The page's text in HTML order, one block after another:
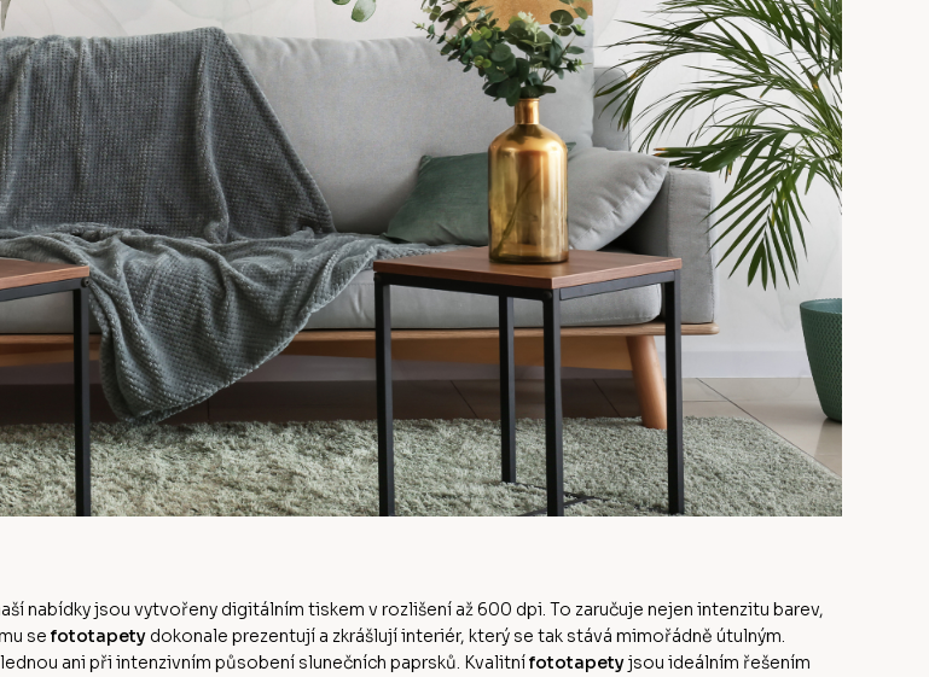
nabídky jsou vytvořeny digitálním tiskem v rozlišení až 600 dpi. To zaručuje nejen intenzitu barev,
se fototapety dokonale prezentují a zkrášlují interiér, který se tak stává mimořádně útulným.
ani při intenzivním působení slunečních paprsků. Kvalitnífototapetyjsou ideálním řešením